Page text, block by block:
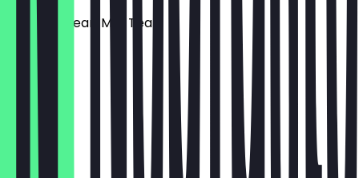
Caramel Pearl Milk Tea
£ 3,50